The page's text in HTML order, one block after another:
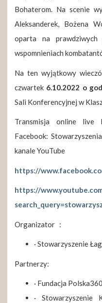
Bohaterom. Na scenie
Aleksanderek, Bożena
oparta na prawdziwych
wspomnieniach
Na ten wyjątkowy
czwartek 6.10.2022 o
Sali Konferencyjnej w
Transmisja online live
Facebook:
kanale YouTube
https://
https://
Organizator :
· Stowarzyszenie
Partnerzy:
· Fundacja Polska360
· Stowarzyszenie